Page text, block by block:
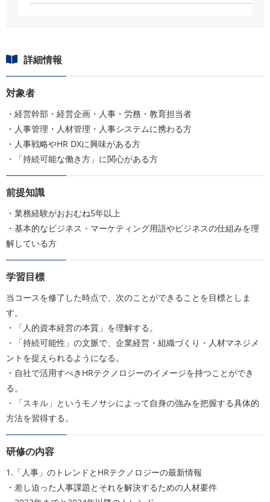
詳細情報
対象者
・経営幹部・経営企画・人事・労務・教育担当者
・人事管理・人材管理・人事システムに携わる方
・人事戦略やHR DXに興味がある方
・「持続可能な働き方」に関心がある方
前提知識
・業務経験がおおむね5年以上
・基本的なビジネス・マーケティング用語やビジネスの仕組みを理
解している方
学習目標
当コースを修了した時点で、次のことができることを目標としま
す。
・「人的資本経営の本質」を理解する。
・「持続可能性」の文脈で、企業経営・組織づくり・人材マネジメ
ントを捉えられるようになる。
・自社で活用すべきHRテクノロジーのイメージを持つことができ
る。
・「スキル」というモノサシによって自身の強みを把握する具体的
方法を習得する。
研修の内容
1.「人事」のトレンドとHRテクノロジーの最新情報
・差し迫った人事課題とそれを解決するための人材要件